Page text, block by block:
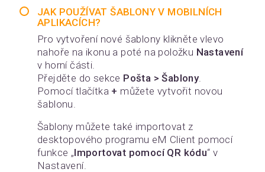
JAK POUŽÍVAT ŠABLONY V MOBILNÍCH
APLIKACÍCH?
Pro vytvoření nové šablony klikněte vlevo
nahoře na ikonu a poté na položku Nastavení
v horní části.
Přejděte do sekce Pošta > Šablony.
Pomocí tlačítka + můžete vytvořit novou
šablonu.
Šablony můžete také importovat z
desktopového programu eM Client pomocí
funkce „Importovat pomocí QR kódu“ v
Nastavení.